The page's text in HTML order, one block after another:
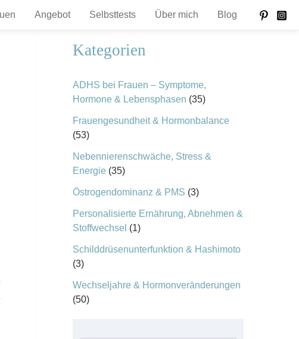
Angebot Selbsttests Über mich Blog
Kategorien
ADHS bei Frauen – Symptome,
Hormone & Lebensphasen (35)
Frauengesundheit & Hormonbalance
(53)
Nebennierenschwäche, Stress &
Energie (35)
Östrogendominanz & PMS (3)
Personalisierte Ernährung, Abnehmen &
Stoffwechsel (1)
Schilddrüsenunterfunktion & Hashimoto
(3)
Wechseljahre & Hormonveränderungen
(50)